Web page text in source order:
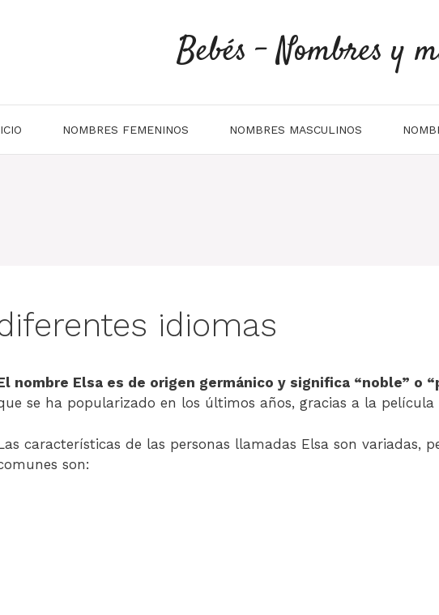
Bebés - Nombres y
NOMBRES FEMENINOS NOMBRES MASCULINOS
idiomas
nombre Elsa es de origen germánico y significa “noble” o
se ha popularizado en los últimos años, gracias a la película
características de las personas llamadas Elsa son variadas,
son: